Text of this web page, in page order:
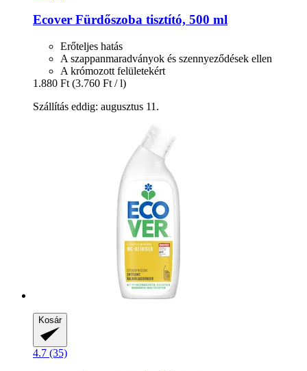
Ecover Fürdőszoba tisztító, 500 ml
Erőteljes hatás
A szappanmaradványok és szennyeződések ellen
A krómozott felületekért
1.880 Ft (3.760 Ft / l)
Szállítás eddig: augusztus 11.
Kosár
4.7 (35)